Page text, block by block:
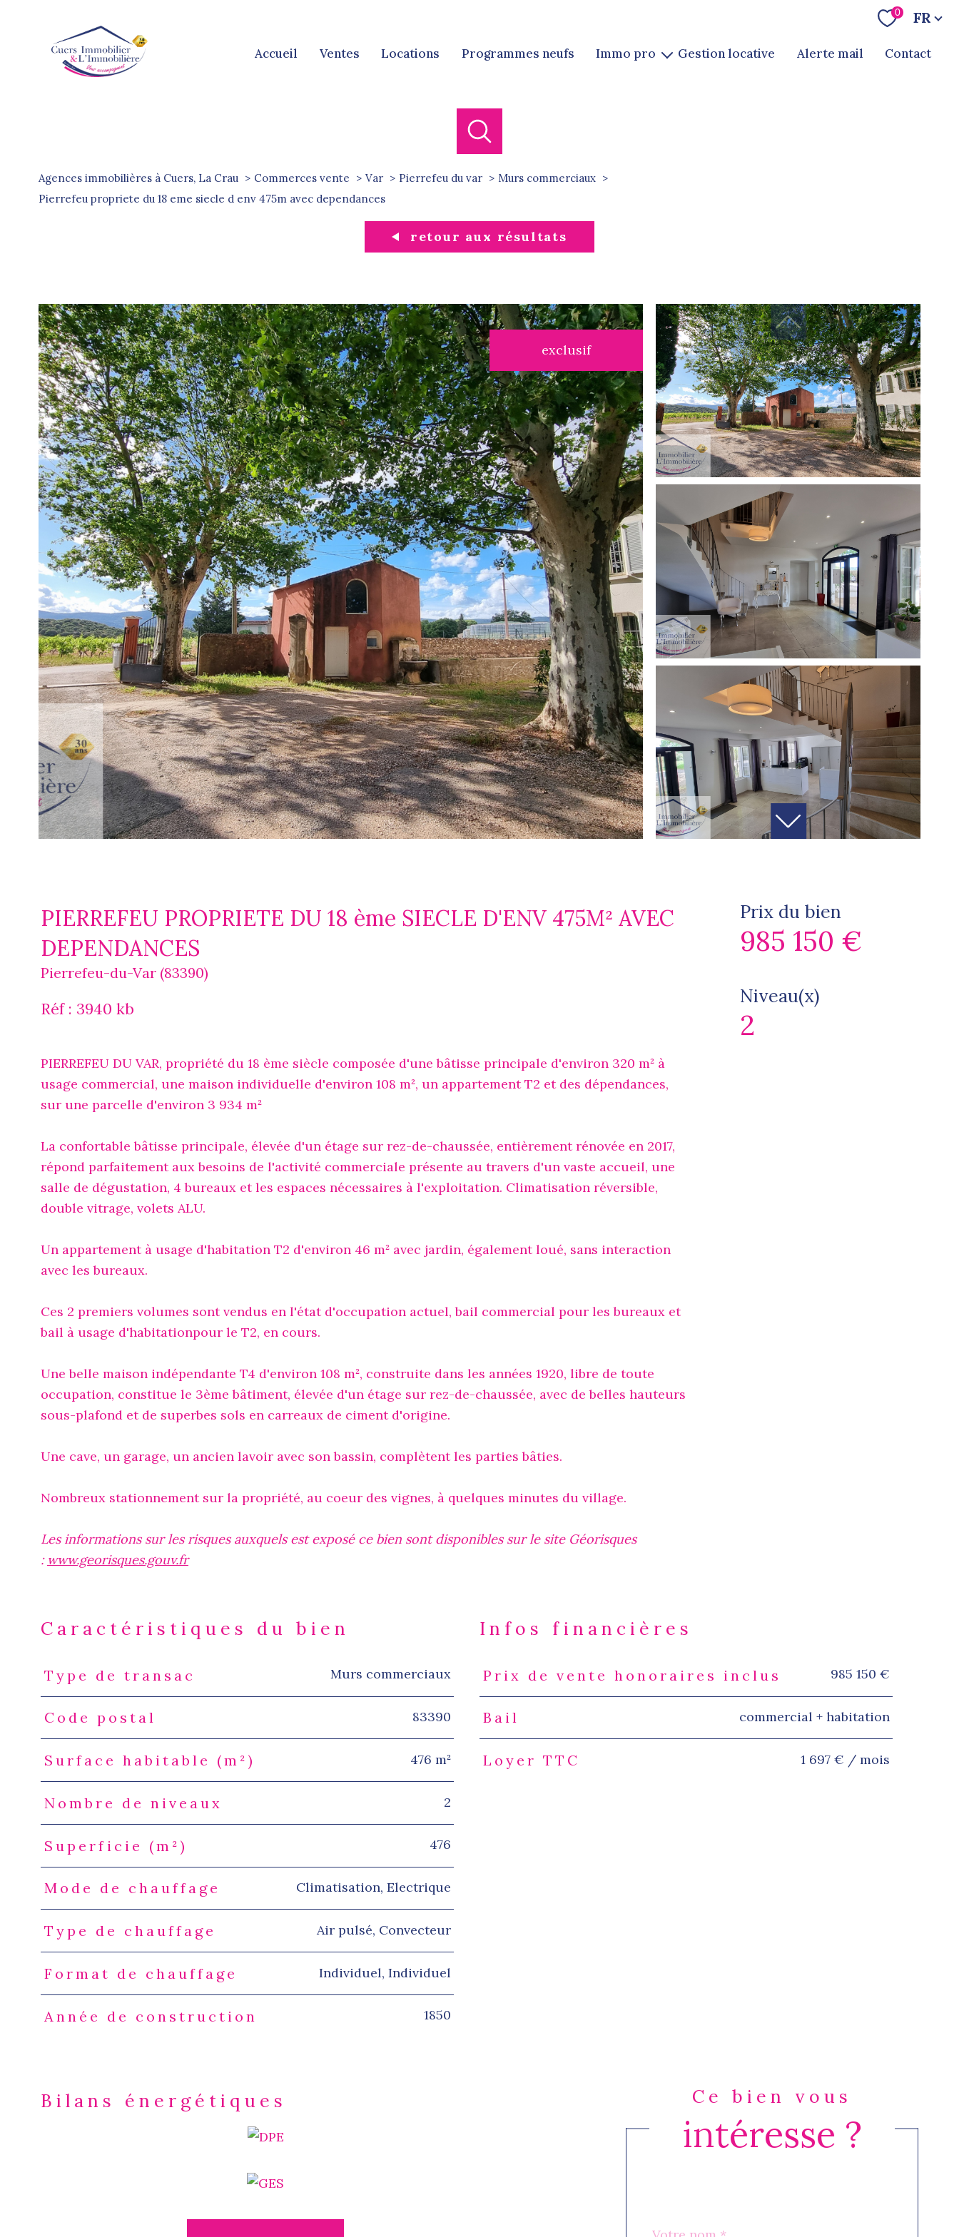
0 Langue
FR
accueil ventes locations programmes neufs immo pro gestion locative alerte mail contact
Agences immobilières à Cuers, La Crau Commerces vente Var Pierrefeu du var
Murs commerciaux
pierrefeu propriete du 18 eme siecle d env 475m avec dependances
retour aux résultats
exclusif
PIERREFEU PROPRIETE DU 18 ème SIECLE D'ENV 475M² AVEC
DEPENDANCES
Pierrefeu-du-Var (83390)
Réf : 3940 kb
PIERREFEU DU VAR, propriété du 18 ème siècle composée d'une bâtisse principale d'environ 320 m² à
usage commercial, une maison individuelle d'environ 108 m², un appartement T2 et des dépendances,
sur une parcelle d'environ 3 934 m²
La confortable bâtisse principale, élevée d'un étage sur rez-de-chaussée, entièrement rénovée en 2017,
répond parfaitement aux besoins de l'activité commerciale présente au travers d'un vaste accueil, une
salle de dégustation, 4 bureaux et les espaces nécessaires à l'exploitation. Climatisation réversible,
double vitrage, volets ALU.
Un appartement à usage d'habitation T2 d'environ 46 m² avec jardin, également loué, sans interaction
avec les bureaux.
Ces 2 premiers volumes sont vendus en l'état d'occupation actuel, bail commercial pour les bureaux et
bail à usage d'habitationpour le T2, en cours.
Une belle maison indépendante T4 d'environ 108 m², construite dans les années 1920, libre de toute
occupation, constitue le 3ème bâtiment, élevée d'un étage sur rez-de-chaussée, avec de belles hauteurs
sous-plafond et de superbes sols en carreaux de ciment d'origine.
Une cave, un garage, un ancien lavoir avec son bassin, complètent les parties bâties.
Nombreux stationnement sur la propriété, au coeur des vignes, à quelques minutes du village.
Les informations sur les risques auxquels est exposé ce bien sont disponibles sur le site Géorisques
: www.georisques.gouv.fr
Prix du bien
985 150 €
Niveau(x)
2
Caractéristiques du bien
Caractéristiques Valeurs
Type de transac Murs commerciaux
Code postal 83390
Surface habitable (m²) 476 m²
Nombre de niveaux 2
Superficie (m²) 476
Mode de chauffage Climatisation, Electrique
Type de chauffage Air pulsé, Convecteur
Format de chauffage Individuel, Individuel
Année de construction 1850
Infos financières
Caractéristiques Valeurs
Prix de vente honoraires inclus 985 150 €
Bail commercial + habitation
Loyer TTC 1 697 € / mois
Bilans énergétiques Ce bien vous
intéresse ?